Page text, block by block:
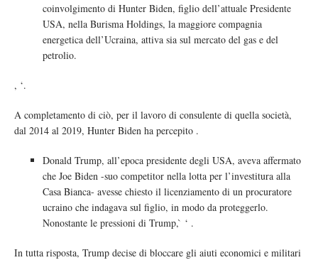
coinvolgimento di Hunter Biden, figlio dell’attuale Presidente
USA, nella Burisma Holdings, la maggiore compagnia
energetica dell’Ucraina, attiva sia sul mercato del gas e del
petrolio.
, ‘.
A completamento di ciò, per il lavoro di consulente di quella società,
dal 2014 al 2019, Hunter Biden ha percepito .
Donald Trump, all’epoca presidente degli USA, aveva affermato
che Joe Biden -suo competitor nella lotta per l’investitura alla
Casa Bianca- avesse chiesto il licenziamento di un procuratore
ucraino che indagava sul figlio, in modo da proteggerlo.
Nonostante le pressioni di Trump, ̀ ‘ .
In tutta risposta, Trump decise di bloccare gli aiuti economici e militari